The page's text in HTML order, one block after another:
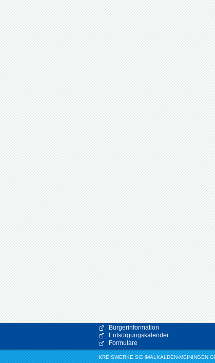
Bürgerinformation
Entsorgungskalender
Formulare
KREISWERKE SCHMALKALDEN-MEININGEN